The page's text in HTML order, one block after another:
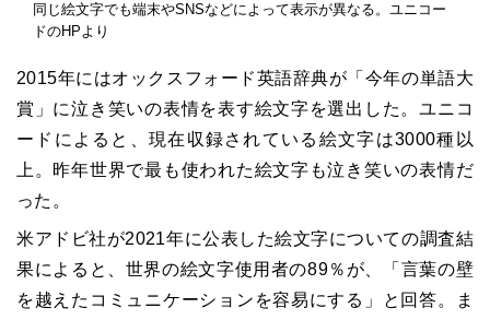
同じ絵文字でも端末やSNSなどによって表示が異なる。ユニコー
ドのHPより
2015年にはオックスフォード英語辞典が「今年の単語大
賞」に泣き笑いの表情を表す絵文字を選出した。ユニコ
ードによると、現在収録されている絵文字は3000種以
上。昨年世界で最も使われた絵文字も泣き笑いの表情だ
った。
米アドビ社が2021年に公表した絵文字についての調査結
果によると、世界の絵文字使用者の89％が、「言葉の壁
を越えたコミュニケーションを容易にする」と回答。ま